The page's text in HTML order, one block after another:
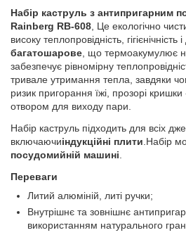
Набір каструль з антипригарним
Rainberg RB-608 , Це екологічно
високу теплопровідність, гігієнічність і
багатошарове , що термоакумулює
забезпечує рівномірну
тривале утримання тепла, завдяки
ризик пригорання їжі, прозорі кришки
отвором для виходу пари.
Набір каструль підходить для всіх
включаючиіндукційні плити .Набір
посудомийній машині
Переваги
Литий алюміній, литі ручки;
Внутрішнє та зовнішнє
використанням натурального